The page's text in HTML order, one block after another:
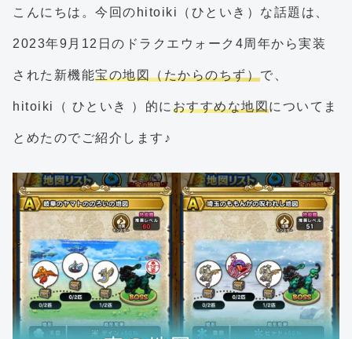
こんにちは。今回のhitoiki（ひといき）な話題は、
2023年9月12日のドラクエウォーク4周年から実装
された新機能宝の地図（たからのちず）で、
hitoiki（ ひといき ）的に おすすめな地図についてま
とめたのでご紹介します♪